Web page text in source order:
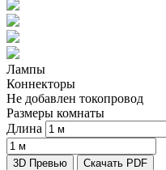
Лампы
Коннекторы
Не добавлен токопровод
Размеры комнаты
Длина
3D Превью Скачать PDF